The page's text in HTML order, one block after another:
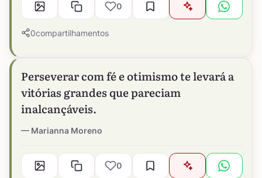
0
0compartilhamentos
Perseverar com fé e otimismo te levará a
vitórias grandes que pareciam
inalcançáveis.
Marianna Moreno
0